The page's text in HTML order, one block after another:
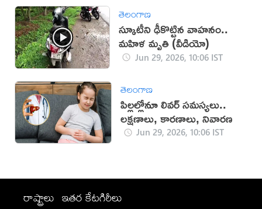
తెలంగాణ
స్కూటీని ఢీకొట్టిన వాహనం..
మహిళ మృతి (వీడియో)
Jun 29, 2026, 10:06 IST
తెలంగాణ
పిల్లల్లోనూ లివర్ సమస్యలు..
లక్షణాలు, కారణాలు, నివారణ
Jun 29, 2026, 10:06 IST
రాష్ట్రాలు ఇతర కేటగిరీలు